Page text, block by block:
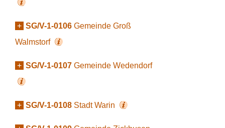
+ SG/V-1-0106 Gemeinde Groß
Walmstorf
+ SG/V-1-0107 Gemeinde Wedendorf
+ SG/V-1-0108 Stadt Warin